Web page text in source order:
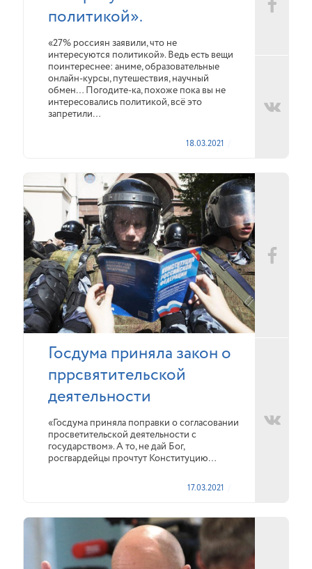
политикой».
«27% россиян заявили, что не
интересуются политикой». Ведь есть вещи
поинтереснее: аниме, образовательные
онлайн-курсы, путешествия, научный
обмен… Погодите-ка, похоже пока вы не
интересовались политикой, всё это
запретили…
18.03.2021
Госдума приняла закон о
пррсвятительской
деятельности
«Госдума приняла поправки о согласовании
просветительской деятельности с
государством». А то, не дай Бог,
росгвардейцы прочтут Конституцию…
17.03.2021